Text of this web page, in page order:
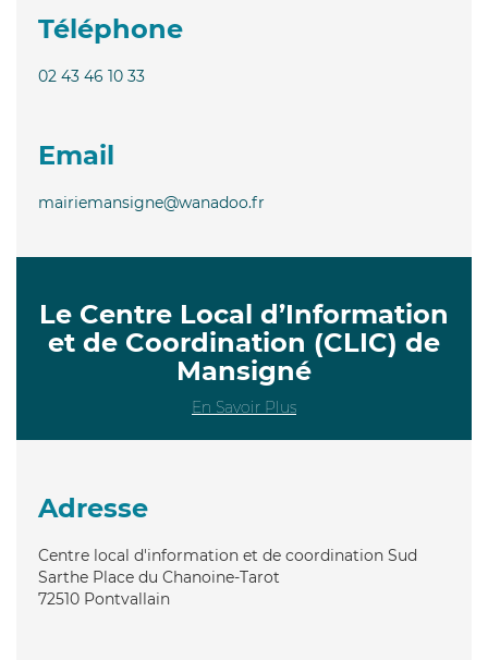
Téléphone
02 43 46 10 33
Email
mairiemansigne@wanadoo.fr
Le Centre Local d’Information
et de Coordination (CLIC) de
Mansigné
En Savoir Plus
Adresse
Centre local d'information et de coordination Sud
Sarthe Place du Chanoine-Tarot
72510 Pontvallain